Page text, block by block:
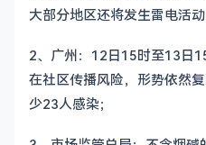
大部分地区还将发生雷电活动
2、广州：12日15时至13日
在社区传播风险，形势依然
少23人感染；